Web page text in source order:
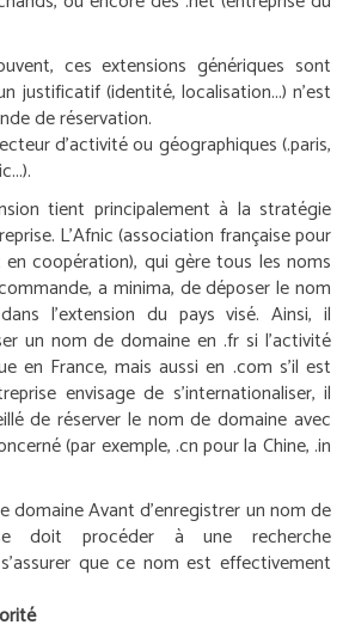
ces extensions génériques sont
justificatif (identité, localisation...) n’est
de réservation.
d’activité ou géographiques(.paris,
tient principalement à la stratégie
L’Afnic (association française pour
coopération), qui gère tous les noms
a minima, de déposer le nom
l’extension du pays visé. Ainsi, il
un nom de domaine en .fr si l’activité
en France, mais aussi en .com s’il est
envisage de s’internationaliser, il
de réserver le nom de domaine avec
(par exemple, .cn pour la Chine, .in
domaineAvant d’enregistrer un nom de
doit procéder à une recherche
que ce nom est effectivement